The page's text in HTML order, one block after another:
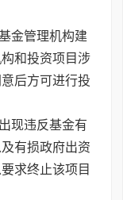
金管理机构建
和投资项目涉
后方可进行投
现违反基金有
有损政府出资
求终止该项目